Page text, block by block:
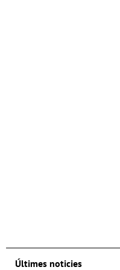
Últimes noticies